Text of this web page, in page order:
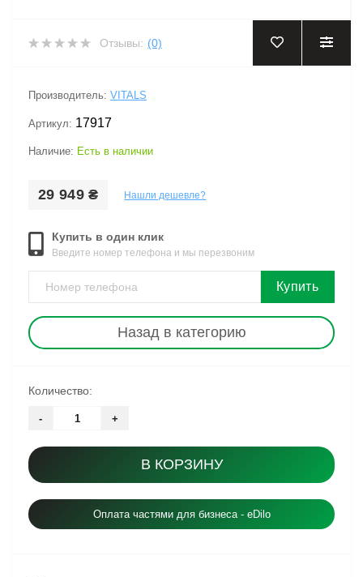
‹ ›
Отзывы: (0)
Производитель: VITALS
Артикул: 17917
Наличие: Есть в наличии
29 949 ₴ Нашли дешевле?
Купить в один клик
Введите номер телефона и мы перезвоним
Купить
Назад в категорию
Количество:
- +
В КОРЗИНУ
Оплата частями для бизнеса - eDilo